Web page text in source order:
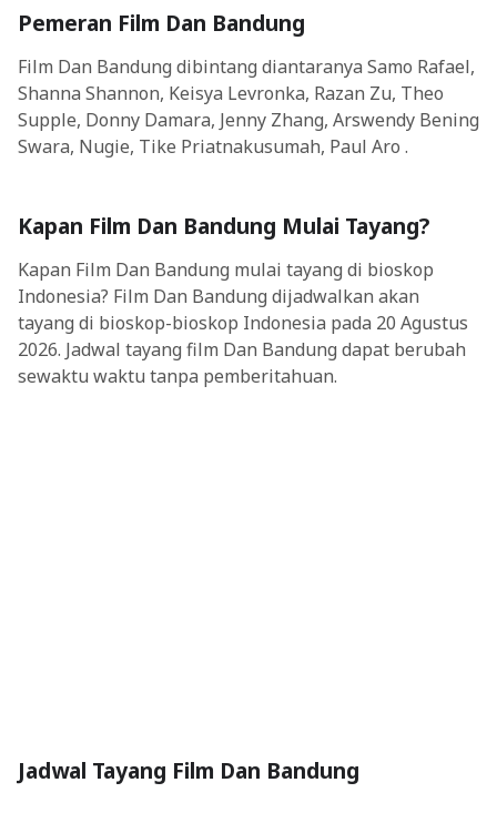
Pemeran Film Dan Bandung
Film Dan Bandung dibintang diantaranya Samo Rafael,
Shanna Shannon, Keisya Levronka, Razan Zu, Theo
Supple, Donny Damara, Jenny Zhang, Arswendy Bening
Swara, Nugie, Tike Priatnakusumah, Paul Aro .
Kapan Film Dan Bandung Mulai Tayang?
Kapan Film Dan Bandung mulai tayang di bioskop
Indonesia? Film Dan Bandung dijadwalkan akan
tayang di bioskop-bioskop Indonesia pada 20 Agustus
2026. Jadwal tayang film Dan Bandung dapat berubah
sewaktu waktu tanpa pemberitahuan.
Jadwal Tayang Film Dan Bandung